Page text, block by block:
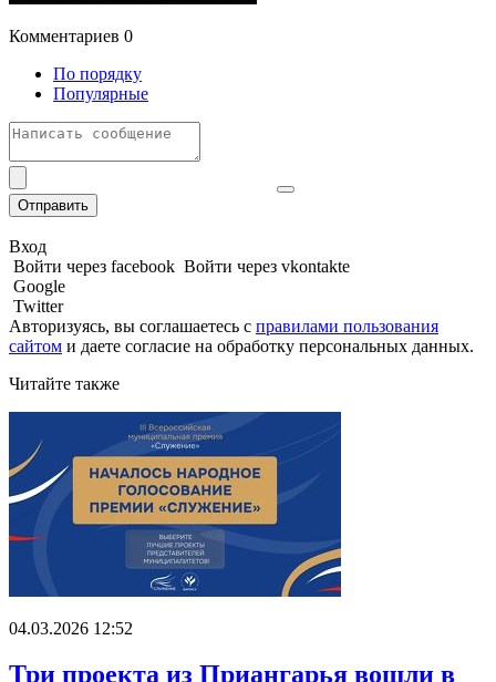
Комментариев 0
По порядку
Популярные
Отправить
Вход
Войти через facebook Войти через vkontakte
Google
Twitter
Авторизуясь, вы соглашаетесь с правилами пользования
сайтом и даете согласие на обработку персональных данных.
Читайте также
04.03.2026 12:52
Три проекта из Приангарья вошли в